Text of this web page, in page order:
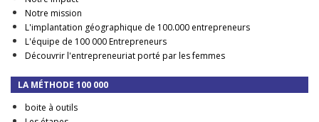
Notre mission
L'implantation géographique de 100.000 entrepreneurs
L'équipe de 100 000 Entrepreneurs
Découvrir l'entrepreneuriat porté par les femmes
LA MÉTHODE 100 000
boite à outils